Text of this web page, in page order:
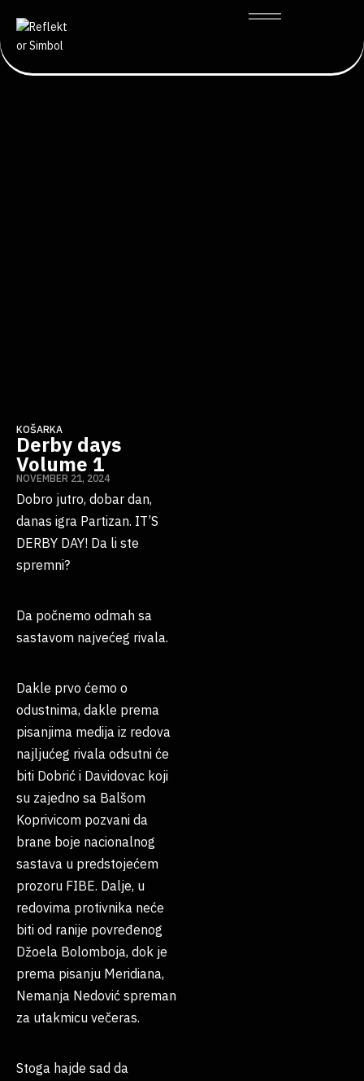
KOŠARKA
Derby days
Volume 1
NOVEMBER 21, 2024
Dobro jutro, dobar dan,
danas igra Partizan. IT’S
DERBY DAY! Da li ste
spremni?
Da počnemo odmah sa
sastavom najvećeg rivala.
Dakle prvo ćemo o
odustnima, dakle prema
pisanjima medija iz redova
najljućeg rivala odsutni će
biti Dobrić i Davidovac koji
su zajedno sa Balšom
Koprivicom pozvani da
brane boje nacionalnog
sastava u predstojećem
prozoru FIBE. Dalje, u
redovima protivnika neće
biti od ranije povređenog
Džoela Bolomboja, dok je
prema pisanju Meridiana,
Nemanja Nedović spreman
za utakmicu večeras.
Stoga hajde sad da